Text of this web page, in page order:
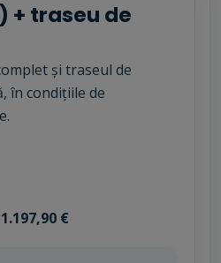
+ traseu de
și traseul de
în condițiile de
1.197,90 €